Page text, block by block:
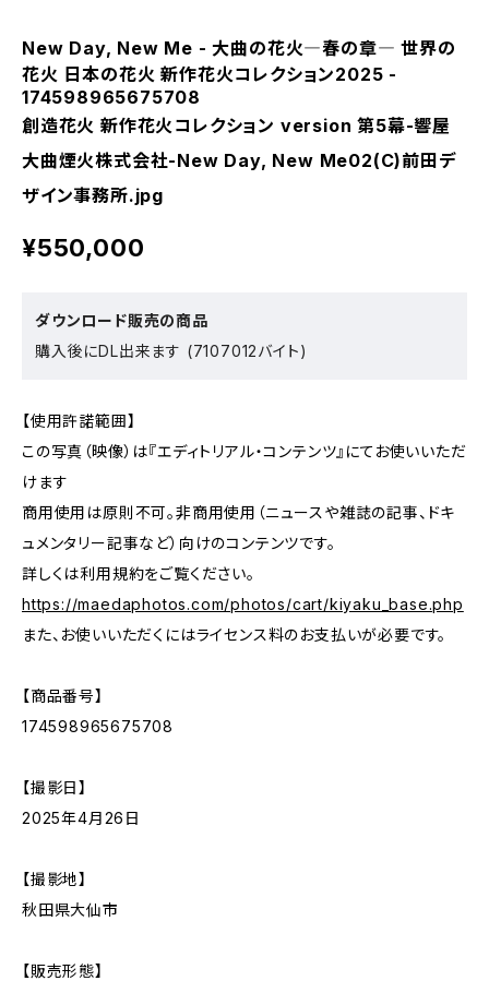
New Day, New Me - 大曲の花火―春の章― 世界の
花火 日本の花火 新作花火コレクション2025 -
174598965675708
創造花火 新作花火コレクション version 第5幕-響屋
大曲煙火株式会社-New Day, New Me02(C)前田デ
ザイン事務所.jpg
¥550,000
ダウンロード販売の商品
購入後にDL出来ます (7107012バイト)
【使用許諾範囲】
この写真（映像）は『エディトリアル・コンテンツ』にてお使いいただ
けます
商用使用は原則不可。非商用使用（ニュースや雑誌の記事、ドキ
ュメンタリー記事など）向けのコンテンツです。
詳しくは利用規約をご覧ください。
https://maedaphotos.com/photos/cart/kiyaku_base.php
また、お使いいただくにはライセンス料のお支払いが必要です。
【商品番号】
174598965675708
【撮影日】
2025年4月26日
【撮影地】
秋田県大仙市
【販売形態】